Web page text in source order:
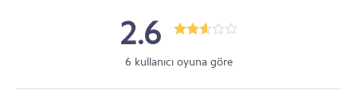
2.6
6 kullanıcı oyuna göre